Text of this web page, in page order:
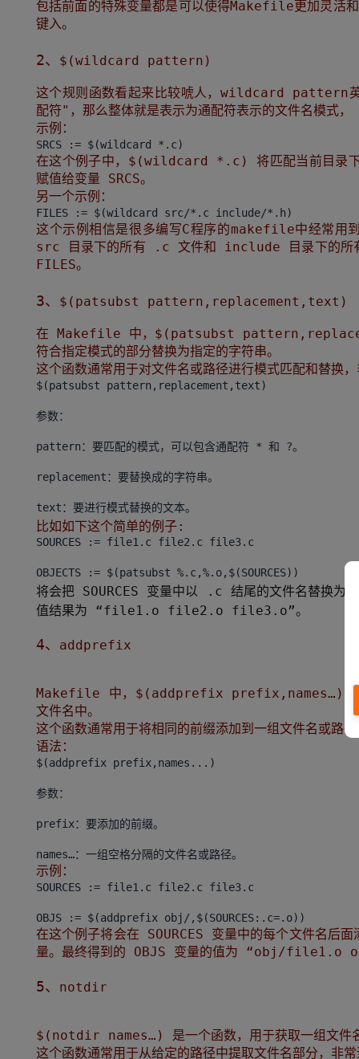
包括前面的特殊变量都是可以使得Makefile更加灵活
键入。
2、 $(wildcard pattern)
这个规则函数看起来比较唬人，wildcard pattern
配符"，那么整体就是表示为通配符表示的文件名模式，
示例：
在这个例子中，$(wildcard *.c) 将匹配当前目录下
赋值给变量 SRCS。
另一个示例：
这个示例相信是很多编写C程序的makefile中
src 目录下的所有 .c 文件和 include 目录下的所有
FILES。
3、 $(patsubst pattern,replacement,text)
在 Makefile 中，$(patsubst
符合指定模式的部分替换为指定的字符串。
这个函数通常用于对文件名或路径进行模式匹配和替
$(patsubst pattern,replacement,text)
参数：
pattern：要匹配的模式，可以包含通配符 * 和 ?。
replacement：要替换成的字符串。
比如如下这个简单的例子:
SOURCES := file1.c file2.c file3.c
将会把 SOURCES 变量中以 .c 结尾的文件名替换为
值结果为 “file1.o file2.o file3.o”。
4、 addprefix
Makefile 中，$(addprefix prefix,names…) 是一
文件名中。
这个函数通常用于将相同的前缀添加到一组文件名或
语法：
$(addprefix prefix,names...)
参数：
prefix：要添加的前缀。
示例：
SOURCES := file1.c file2.c file3.c
在这个例子将会在 SOURCES 变量中的每个文件名
量。最终得到的 OBJS 变量的值为 “obj/
5、 notdir
$(notdir names…) 是一个函数，用于获取一组文件名
这个函数通常用于从给定的路径中提取文件名部分，